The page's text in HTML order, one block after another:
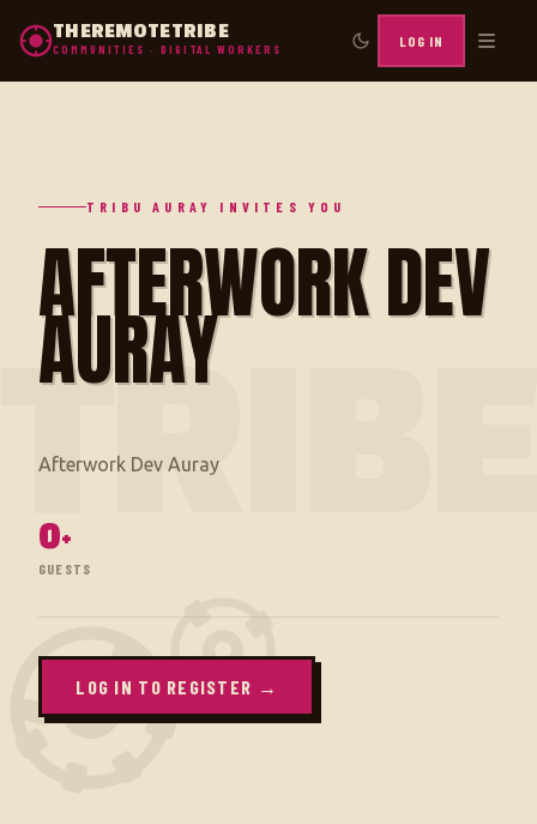
THEREMOTETRIBE
COMMUNITIES · DIGITAL WORKERS LOG IN
TRIBE
TRIBU AURAY INVITES YOU
AFTERWORK DEV
AURAY
0+
GUESTS
LOG IN TO REGISTER →